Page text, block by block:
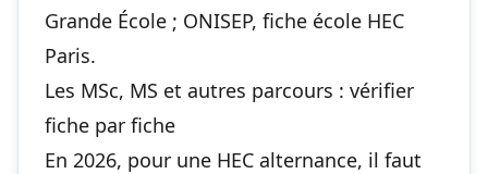
Grande École ; ONISEP, fiche école HEC
Paris.
Les MSc, MS et autres parcours : vérifier
fiche par fiche
En 2026, pour une HEC alternance, il faut